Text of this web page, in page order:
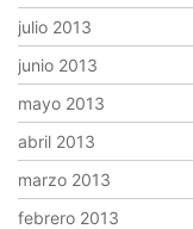
julio 2013
junio 2013
mayo 2013
abril 2013
marzo 2013
febrero 2013